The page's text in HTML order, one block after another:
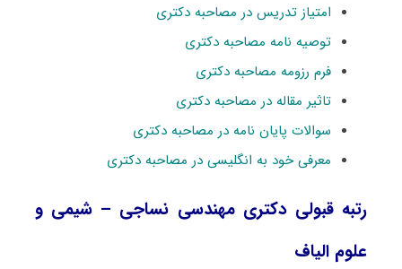
امتیاز تدریس در مصاحبه دکتری
توصیه نامه مصاحبه دکتری
فرم رزومه مصاحبه دکتری
تاثیر مقاله در مصاحبه دکتری
سوالات پایان نامه در مصاحبه دکتری
معرفی خود به انگلیسی در مصاحبه دکتری
رتبه قبولی دکتری مهندسی نساجی – شیمی و
علوم الیاف